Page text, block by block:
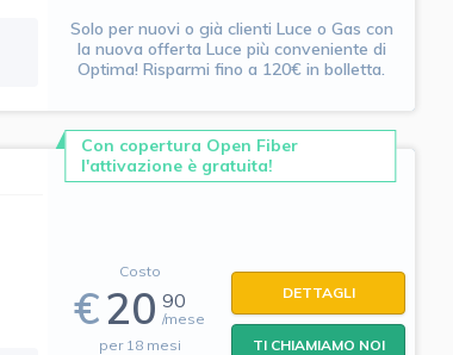
Solo per nuovi o già clienti Luce o Gas con
la nuova offerta Luce più conveniente di
Optima! Risparmi fino a 120€ in bolletta.
Con copertura Open Fiber
l'attivazione è gratuita!
Costo
€20 90
/mese
per 18 mesi
DETTAGLI
TI CHIAMIAMO NOI